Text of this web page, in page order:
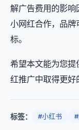
解广告费用的影
小网红合作，品牌
标。
希望本文能为您提
红推广中取得更好
标签： #小红书